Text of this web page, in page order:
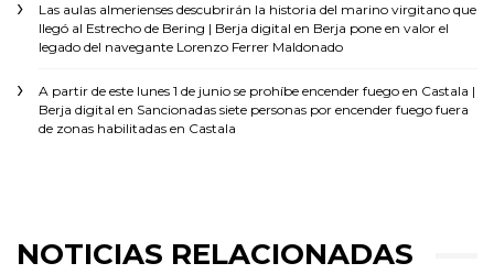
Las aulas almerienses descubrirán la historia del marino virgitano que
llegó al Estrecho de Bering | Berja digital en Berja pone en valor el
legado del navegante Lorenzo Ferrer Maldonado
A partir de este lunes 1 de junio se prohíbe encender fuego en Castala |
Berja digital en Sancionadas siete personas por encender fuego fuera
de zonas habilitadas en Castala
NOTICIAS RELACIONADAS